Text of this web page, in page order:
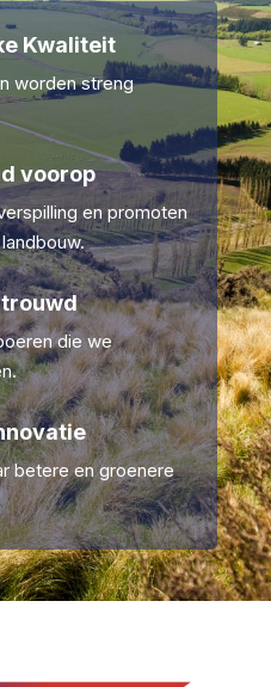
Kwaliteit
worden streng
voorop
en promoten
die we
betere en groenere